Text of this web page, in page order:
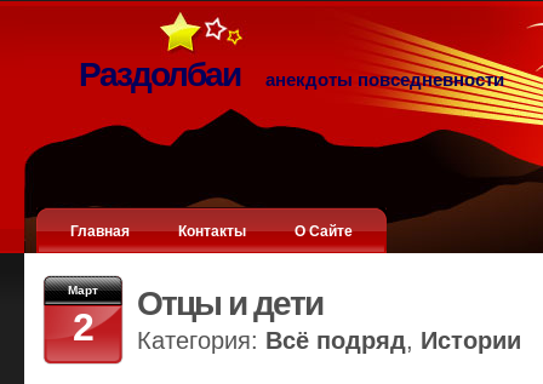
Раздолбаи анекдоты повседневности
Главная Контакты О Сайте
Март
2
Отцы и дети
Категория: Всё подряд, Истории